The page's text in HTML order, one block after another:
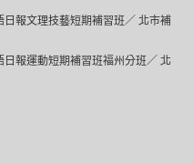
報文理技藝短期補習班／ 北市補
報運動短期補習班福州分班／ 北